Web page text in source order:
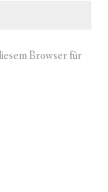
Browser für